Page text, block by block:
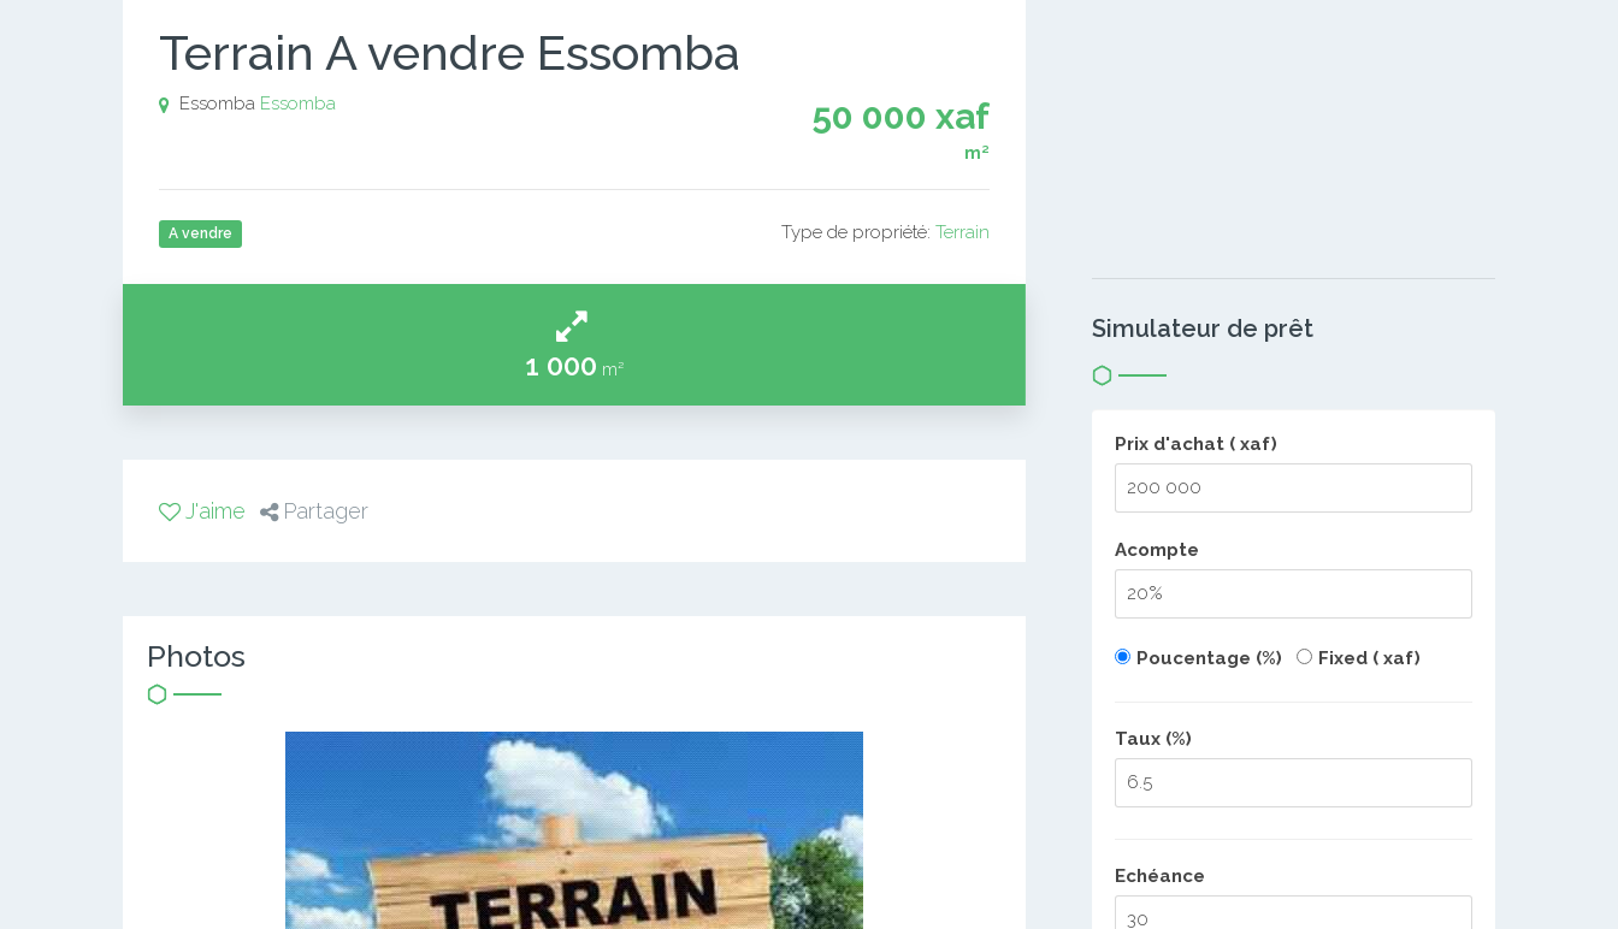
Terrain A vendre Essomba
50 000 xaf
m²
Essomba Essomba
A vendre Type de propriété: Terrain
1 000 m²
J'aime Partager
Photos
Simulateur de prêt
Prix d'achat ( xaf)
Acompte
Poucentage (%) Fixed ( xaf)
Taux (%)
Echéance